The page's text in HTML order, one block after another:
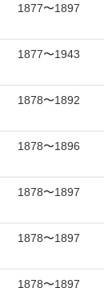
1877〜1897
1877〜1943
1878〜1892
1878〜1896
1878〜1897
1878〜1897
1878〜1897